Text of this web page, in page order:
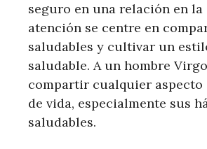
seguro en una relación en la
atención se centre en
saludables y cultivar un
saludable. A un hombre
compartir cualquier aspecto
de vida, especialmente sus
saludables.